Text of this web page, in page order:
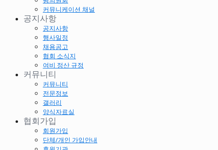
커뮤니케이션 채널
공지사항
공지사항
행사일정
채용공고
협회 소식지
여비 정산 규정
커뮤니티
커뮤니티
전문정보
갤러리
양식자료실
협회가입
회원가입
단체/개인 가입안내